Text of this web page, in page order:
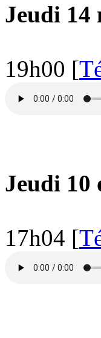
Jeudi 14
19h00 [
Jeudi 10
17h04 [